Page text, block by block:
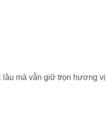
mà vẫn giữ trọn hương